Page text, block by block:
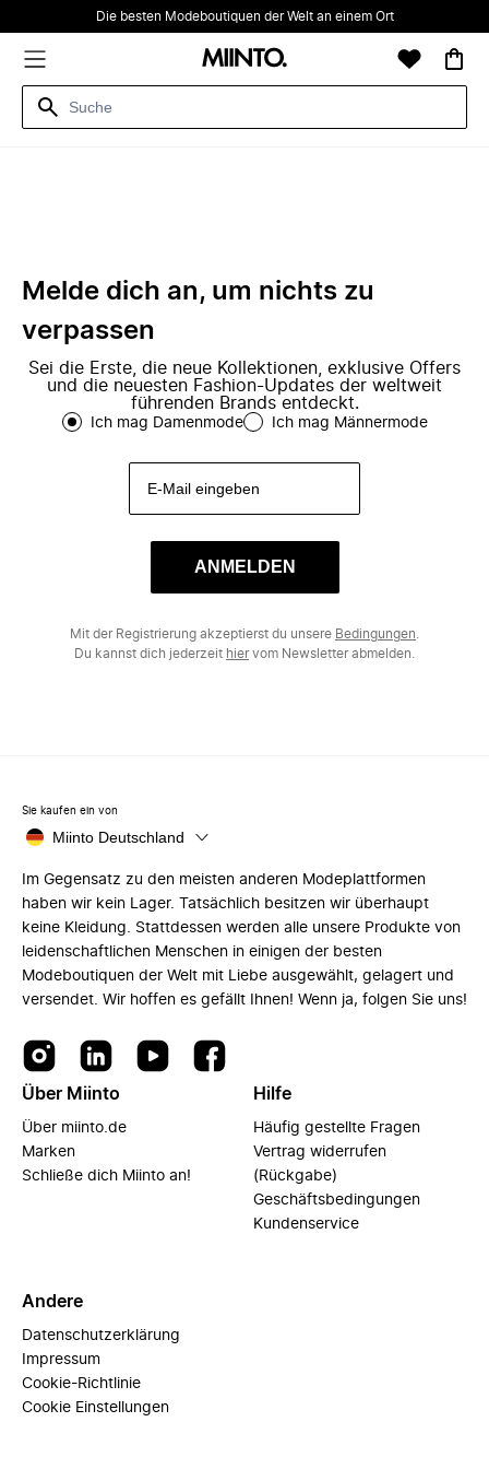
Die besten Modeboutiquen der Welt an einem Ort
Melde dich an, um nichts zu
verpassen
Sei die Erste, die neue Kollektionen, exklusive Offers
und die neuesten Fashion-Updates der weltweit
führenden Brands entdeckt.
Ich mag Damenmode Ich mag Männermode
ANMELDEN
Mit der Registrierung akzeptierst du unsere Bedingungen
Du kannst dich jederzeit hiervom Newsletter abmelden.
Sie kaufen ein von
Miinto Deutschland
Im Gegensatz zu den meisten anderen Modeplattformen
haben wir kein Lager. Tatsächlich besitzen wir überhaupt
keine Kleidung. Stattdessen werden alle unsere Produkte von
leidenschaftlichen Menschen in einigen der besten
Modeboutiquen der Welt mit Liebe ausgewählt, gelagert und
versendet. Wir hoffen es gefällt Ihnen! Wenn ja, folgen Sie uns!
Über Miinto
Über miinto.de
Marken
Schließe dich Miinto an!
Hilfe
Häufig gestellte Fragen
Vertrag widerrufen
(Rückgabe)
Geschäftsbedingungen
Kundenservice
Andere
Datenschutzerklärung
Impressum
Cookie-Richtlinie
Cookie Einstellungen